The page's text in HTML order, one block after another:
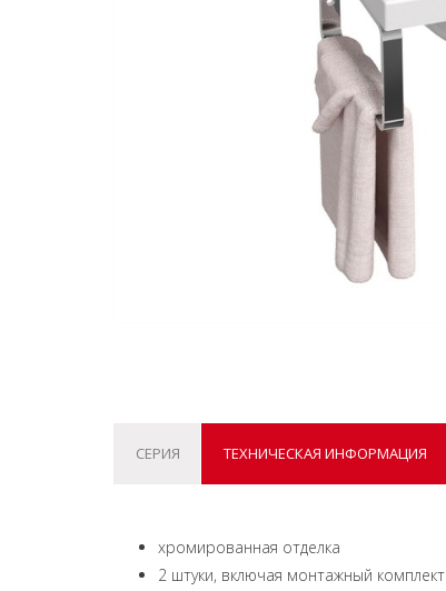
СЕРИЯ ТЕХНИЧЕСКАЯ ИНФОРМАЦИЯ
хромированная отделка
2 штуки, включая монтажный комплект